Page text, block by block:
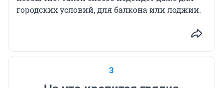
городских условий, для балкона или лоджии.
3